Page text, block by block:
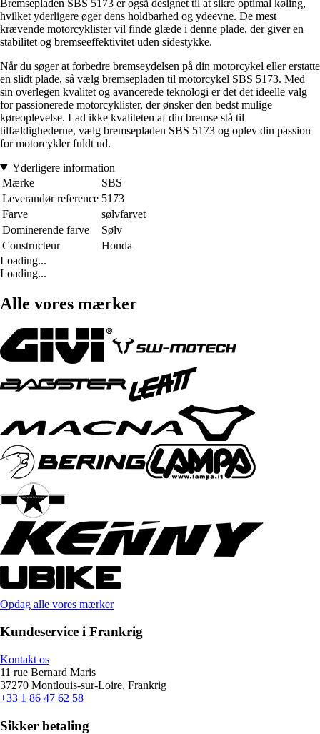
Bremsepladen SBS 5173 er også designet til at sikre optimal køling,
hvilket yderligere øger dens holdbarhed og ydeevne. De mest
krævende motorcyklister vil finde glæde i denne plade, der giver en
stabilitet og bremseeffektivitet uden sidestykke.
Når du søger at forbedre bremseydelsen på din motorcykel eller erstatte
en slidt plade, så vælg bremsepladen til motorcykel SBS 5173. Med
sin overlegen kvalitet og avancerede teknologi er det det ideelle valg
for passionerede motorcyklister, der ønsker den bedst mulige
køreoplevelse. Lad ikke kvaliteten af din bremse stå til
tilfældighederne, vælg bremsepladen SBS 5173 og oplev din passion
for motorcykler fuldt ud.
Yderligere information
Mærke
SBS
Leverandør reference 5173
Farve
sølvfarvet
Dominerende farve
Sølv
Constructeur
Honda
Loading...
Loading...
Alle vores mærker
Opdag alle vores mærker
Kundeservice i Frankrig
Kontakt os
11 rue Bernard Maris
37270 Montlouis-sur-Loire, Frankrig
+33 1 86 47 62 58
Sikker betaling